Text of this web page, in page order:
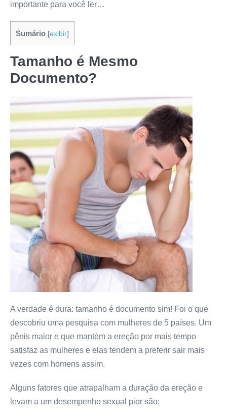
importante para você ler…
Sumário [exibir]
Tamanho é Mesmo
Documento?
A verdade é dura: tamanho é documento sim! Foi o que
descobriu uma pesquisa com mulheres de 5 países. Um
pênis maior e que mantém a ereção por mais tempo
satisfaz as mulheres e elas tendem a preferir sair mais
vezes com homens assim.
Alguns fatores que atrapalham a duração da ereção e
levam a um desempenho sexual pior são: